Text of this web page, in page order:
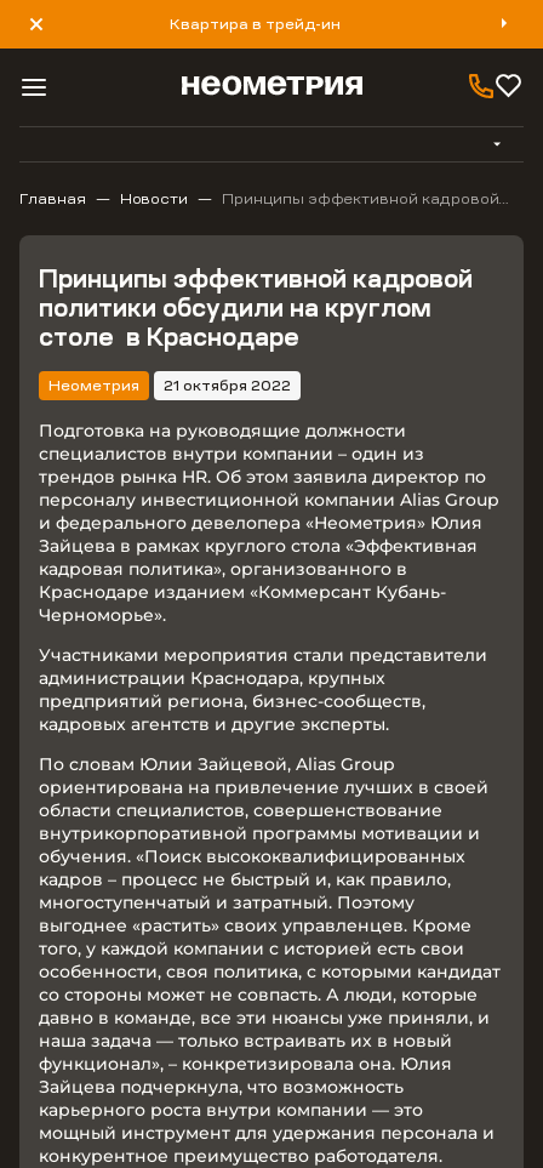
Квартира в трейд-ин
8 800 777 40 93
Главная Новости Принципы эффективной кадровой
Неометрия 21 октября 2022
Принципы эффективной кадровой
политики обсудили на круглом
столе в Краснодаре
Подготовка на руководящие должности
специалистов внутри компании – один из
трендов рынка HR. Об этом заявила директор по
персоналу инвестиционной компании Alias Group
и федерального девелопера «Неометрия» Юлия
Зайцева в рамках круглого стола «Эффективная
кадровая политика», организованного в
Краснодаре изданием «Коммерсант Кубань-
Черноморье».
Участниками мероприятия стали представители
администрации Краснодара, крупных
предприятий региона, бизнес-сообществ,
кадровых агентств и другие эксперты.
По словам Юлии Зайцевой, Alias Group
ориентирована на привлечение лучших в своей
области специалистов, совершенствование
внутрикорпоративной программы мотивации и
обучения. «Поиск высококвалифицированных
кадров – процесс не быстрый и, как правило,
многоступенчатый и затратный. Поэтому
выгоднее «растить» своих управленцев. Кроме
того, у каждой компании с историей есть свои
особенности, своя политика, с которыми кандидат
со стороны может не совпасть. А люди, которые
давно в команде, все эти нюансы уже приняли, и
наша задача — только встраивать их в новый
функционал», – конкретизировала она. Юлия
Зайцева подчеркнула, что возможность
карьерного роста внутри компании — это
мощный инструмент для удержания персонала и
конкурентное преимущество работодателя.